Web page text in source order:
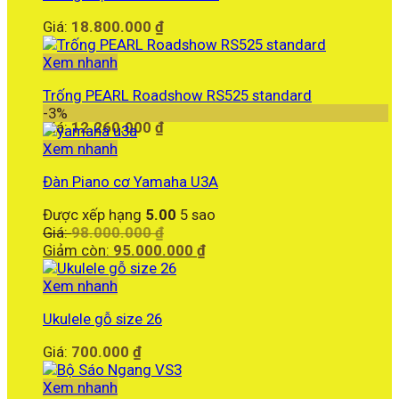
Giá: 18.800.000 ₫
Xem nhanh
Trống PEARL Roadshow RS525 standard
Giá:12.260.000₫
-3%
Xem nhanh
Đàn Piano cơ Yamaha U3A
Được xếp hạng 5.00 5 sao
Giá:98.000.000₫
gốc
là:
Giảm còn: 95.000.000 ₫Giá
Xem nhanh
Ukulele gỗ size 26
Giá: 700.000 ₫
Xem nhanh